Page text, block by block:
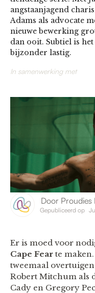
angstaanjagend
Adams als advocate
nieuwe bewerking
dan ooit. Subtiel is
bijzonder lastig.
In samenwerking met
Door Proudies
Gepubliceerd op
Er is moed voor
Cape Fear te
tweemaal
Robert Mitchum als
Cady en Gregory